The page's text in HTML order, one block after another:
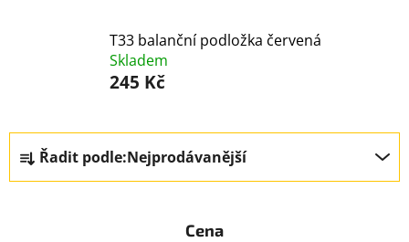
T33 balanční podložka červená
Skladem
245 Kč
a
z
Řadit podle:Nejprodávanější
Cena